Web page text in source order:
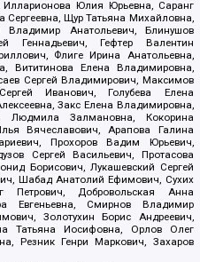
Илларионова Юлия Юрьевна, Саранг
Сергеевна, Щур Татьяна Михайловна,
Анатольевич, Блинушов
Геннадьевич, Гефтер Валентин
Флиге Ирина Анатольевна,
Вититинова Елена Владимировна,
Сергей Владимирович, Максимов
Иванович, Голубева Елена
Закс Елена Владимировна,
Людмила Залмановна, Кокорина
Вячеславович, Арапова Галина
Прохоров Вадим Юрьевич,
Сергей Васильевич, Протасова
Борисович, Лукашевский Сергей
Шабад Анатолий Ефимович, Сухих
Добровольская Анна
Евгеньевна, Смирнов Владимир
Золотухин Борис Андреевич,
Татьяна Иосифовна, Орлов Олег
Резник Генри Маркович, Захаров